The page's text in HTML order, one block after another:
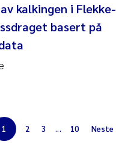
Gomes
Røed
kalkingen i Flekke-
basert på
1 2 3 ... 10 Neste